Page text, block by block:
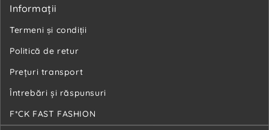
Informaţii
Termeni și condiții
Politică de retur
Preţuri transport
Întrebări şi răspunsuri
F*CK FAST FASHION